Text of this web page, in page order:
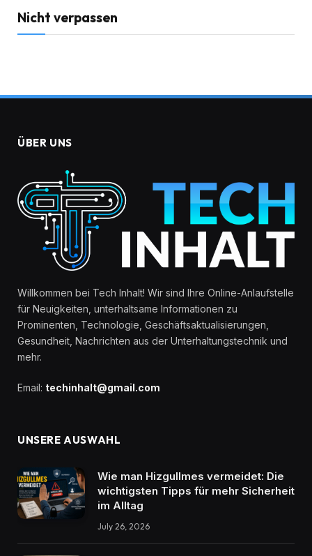
Nicht verpassen
ÜBER UNS
Willkommen bei Tech Inhalt! Wir sind Ihre Online-Anlaufstelle
für Neuigkeiten, unterhaltsame Informationen zu
Prominenten, Technologie, Geschäftsaktualisierungen,
Gesundheit, Nachrichten aus der Unterhaltungstechnik und
mehr.
Email: techinhalt@gmail.com
UNSERE AUSWAHL
Wie man Hizgullmes vermeidet: Die
wichtigsten Tipps für mehr Sicherheit
im Alltag
July 26, 2026